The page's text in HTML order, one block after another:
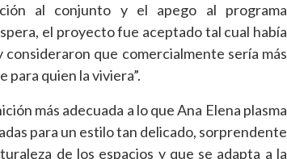
al conjunto y el apego al programa
el proyecto fue aceptado tal cual había
que comercialmente sería más
para quien la viviera”.
más adecuada a lo que Ana Elena plasma
para un estilo tan delicado, sorprendente
de los espacios y que se adapta a la